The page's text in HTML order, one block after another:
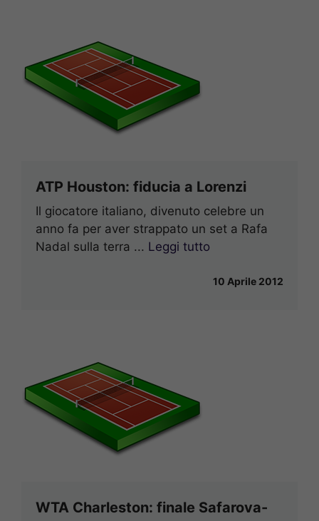
ATP Houston: fiducia a Lorenzi
Il giocatore italiano, divenuto celebre un
anno fa per aver strappato un set a Rafa
Nadal sulla terra ... Leggi tutto
10 Aprile 2012
WTA Charleston: finale Safarova-